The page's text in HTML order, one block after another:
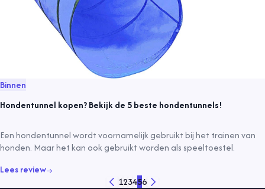
Binnen
Hondentunnel kopen? Bekijk de 5 beste hondentunnels!
Een hondentunnel wordt voornamelijk gebruikt bij het trainen van
honden. Maar het kan ook gebruikt worden als speeltoestel.
Lees review
123456